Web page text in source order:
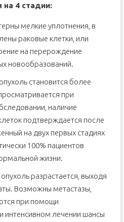
на 4 стадии:
мелкие уплотнения, в
раковые клетки, или
на перерождение
новообразований.
становится более
при
наличие
подтверждается после
на двух первых стадиях
100% пациентов
жизни.
разрастается, выходя
Возможны метастазы,
при помощи
интенсивном лечении шансы